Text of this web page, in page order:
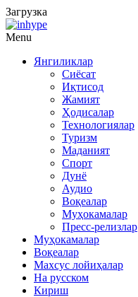
Загрузка
Menu
Янгиликлар
Сиёсат
Иқтисод
Жамият
Ҳодисалар
Технологиялар
Туризм
Маданият
Спорт
Дунё
Аудио
Воқеалар
Муҳокамалар
Пресс-релизлар
Муҳокамалар
Воқеалар
Махсус лойиҳалар
На русском
Кириш